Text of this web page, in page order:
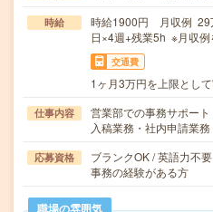
時給
時給1900円 月収例 29
日×4週+残業5h ※月収例
交通費
1ヶ月3万円を上限とし
仕事内容
営業部での事務サポー
入稿業務・社内申請業
応募資格
ブランクOK / 英語力不要
事務の経験がある方
職場の雰囲気